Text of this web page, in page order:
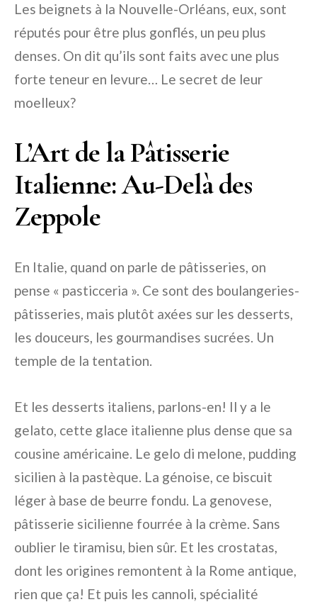
Les beignets à la Nouvelle-Orléans, eux, sont
réputés pour être plus gonflés, un peu plus
denses. On dit qu’ils sont faits avec une plus
forte teneur en levure… Le secret de leur
moelleux?
L’Art de la Pâtisserie
Italienne: Au-Delà des
Zeppole
En Italie, quand on parle de pâtisseries, on
pense « pasticceria ». Ce sont des boulangeries-
pâtisseries, mais plutôt axées sur les desserts,
les douceurs, les gourmandises sucrées. Un
temple de la tentation.
Et les desserts italiens, parlons-en! Il y a le
gelato, cette glace italienne plus dense que sa
cousine américaine. Le gelo di melone, pudding
sicilien à la pastèque. La génoise, ce biscuit
léger à base de beurre fondu. La genovese,
pâtisserie sicilienne fourrée à la crème. Sans
oublier le tiramisu, bien sûr. Et les crostatas,
dont les origines remontent à la Rome antique,
rien que ça! Et puis les cannoli, spécialité